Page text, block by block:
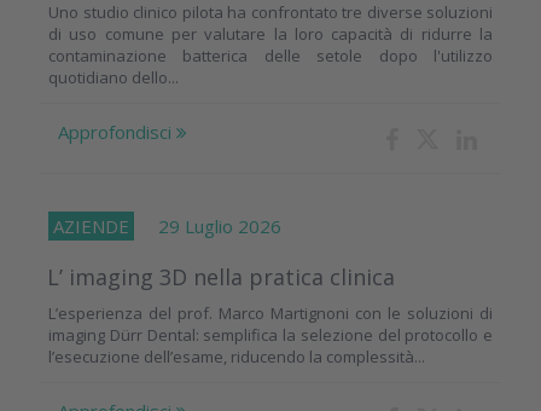
Uno studio clinico pilota ha confrontato tre diverse soluzioni
di uso comune per valutare la loro capacità di ridurre la
contaminazione batterica delle setole dopo l'utilizzo
quotidiano dello...
Approfondisci
AZIENDE 29 Luglio 2026
L’ imaging 3D nella pratica clinica
L’esperienza del prof. Marco Martignoni con le soluzioni di
imaging Dürr Dental: semplifica la selezione del protocollo e
l’esecuzione dell’esame, riducendo la complessità...